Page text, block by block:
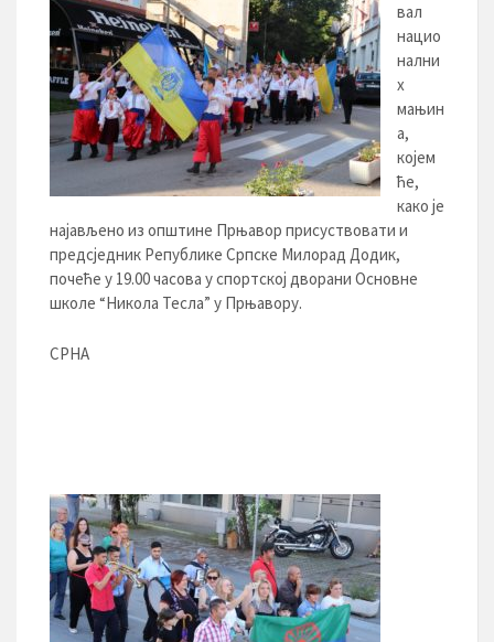
вал
нацио
нални
х
мањин
а,
којем
ће,
како је
најављено из општине Прњавор присуствовати и
предсједник Републике Српске Милорад Додик,
почеће у 19.00 часова у спортској дворани Основне
школе “Никола Тесла” у Прњавору.
СРНА